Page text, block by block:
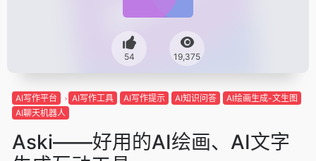
54 19,375
AI写作平台 AI写作工具 AI写作提示 AI知识问答
AI绘画生成-文生图
AI聊天机器人
Aski——好用的AI绘画、AI文字